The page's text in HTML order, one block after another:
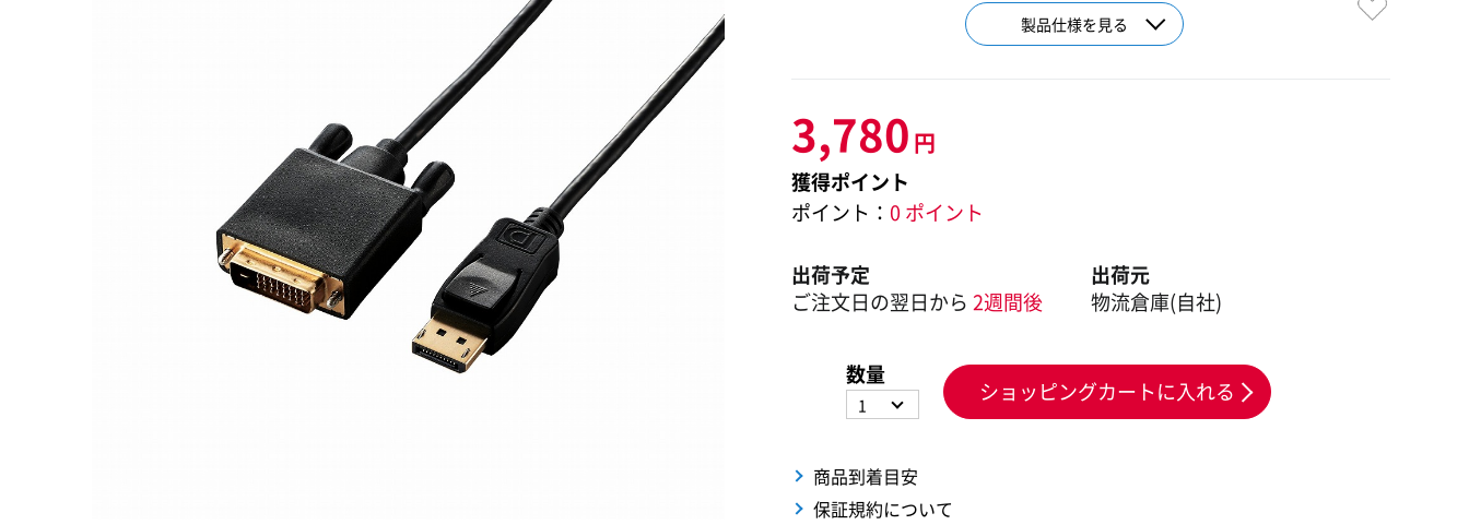
製品仕様を見る
3,780 円
獲得ポイント
ポイント： 0 ポイント
出荷予定
ご注文日の翌日から 2週間後
出荷元
物流倉庫(自社)
数量
1 ショッピングカートに入れる
商品到着目安
保証規約について